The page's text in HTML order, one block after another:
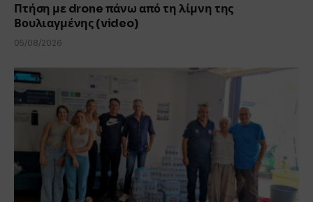
Πτήση με drone πάνω από τη λίμνη της
Βουλιαγμένης (video)
05/08/2026